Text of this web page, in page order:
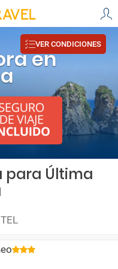
en
VER CONDICIONES
para Última